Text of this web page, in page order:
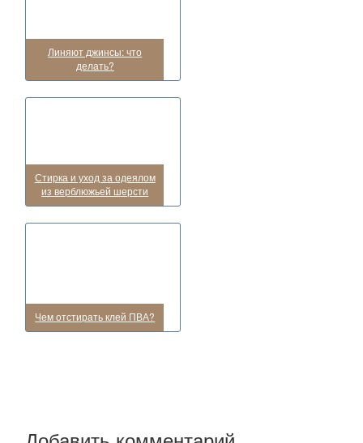
Линяют джинсы: что
делать?
Стирка и уход за одеялом
из верблюжьей шерсти
Чем отстирать клей ПВА?